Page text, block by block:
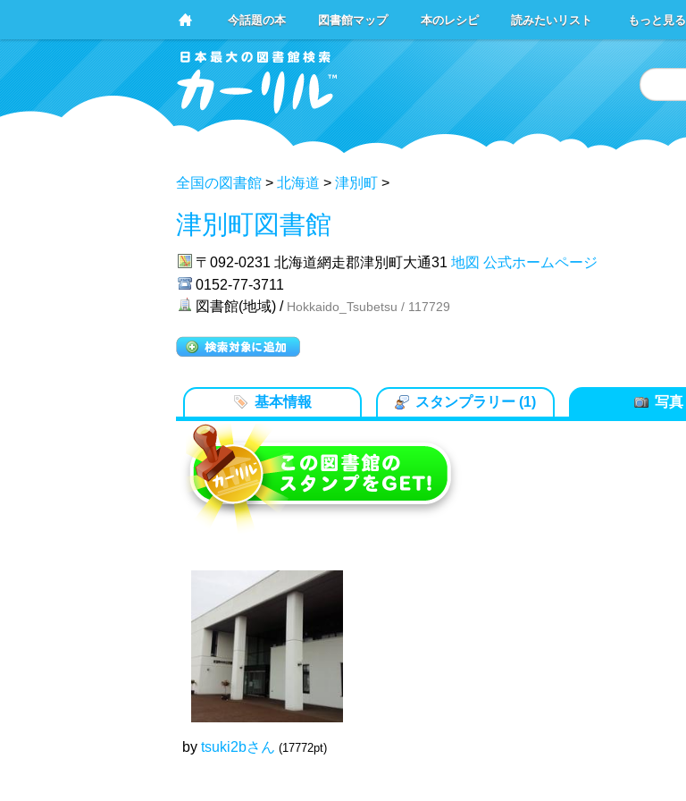
今話題の本 図書館マップ 本のレシピ 読みたいリスト もっと見る
全国の図書館 > 北海道 > 津別町 >
津別町図書館
〒092-0231 北海道網走郡津別町大通31 地図 公式ホームページ
0152-77-3711
図書館(地域) / Hokkaido_Tsubetsu / 117729
基本情報 スタンプラリー (1) 写真
by tsuki2bさん (17772pt)